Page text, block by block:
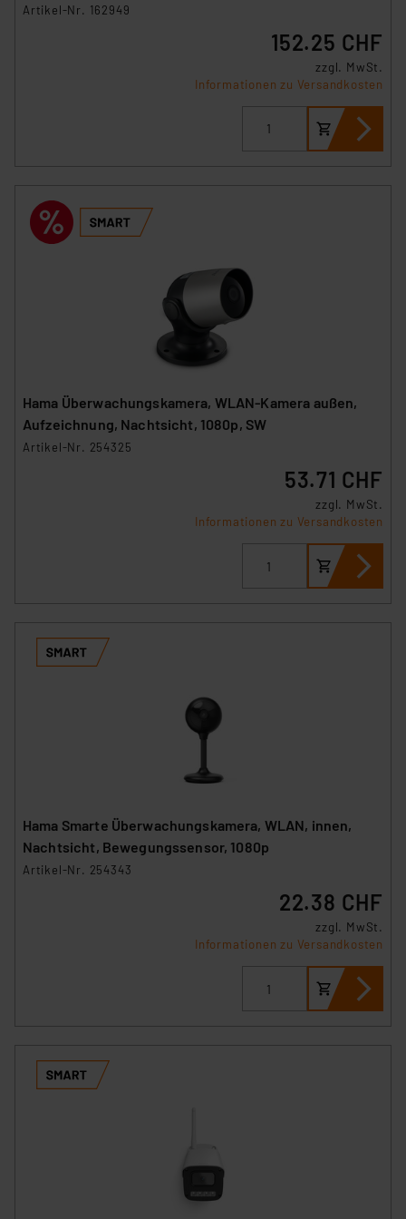
können die Verwendung nicht notwendiger Cookies
ablehnen oder ihr ganz oder teilweise zustimmen. Ihre
erteilte Zustimmung können Sie jederzeit unter dem
Link „Cookie Einstellungen“ anpassen oder widerrufen.
Die Rechtmäßigkeit der Speicherung, Abrufung und
Weiterverarbeitung dieser Daten zur Auswertung und
führen, dass die Einstellungen nicht längerfristig
gespeichert werden und dieses Banner erneut
„Einige Drittanbieter verarbeiten personenbezogene
Daten in den USA. Ihre Einwilligung zur Einbindung von
Cookies dieser Drittanbieter umfasst daher ggf. auch
die Verarbeitung Ihrer Daten in den USA gemäß Art. 49
(1) lit. a DSGVO. Nähere Infos zu diesen Drittanbietern
und zu der jeweiligen Datenübermittlung erhalten Sie in
der Datenschutzerklärung. Für die USA besteht kein
dass die USA als Land mit unzureichendem
Datenschutz nach EU-Standards eingestuft wird. So
besteht etwa das Risiko, dass US-Behörden
Überwachungsprogrammen verarbeiten, ohne dass
hiergegen Klagemöglichkeiten für Europäer bestehen.
Europäischen Kommission sowie einer eigenen
insbesondere der Art der übermittelten Daten,
Artikel-Nr. 162949
152.25 CHF
zzgl. MwSt.
Informationen zu Versandkosten
Hama Überwachungskamera, WLAN-Kamera außen,
Aufzeichnung, Nachtsicht, 1080p, SW
Artikel-Nr. 254325
53.71 CHF
zzgl. MwSt.
Informationen zu Versandkosten
Hama Smarte Überwachungskamera, WLAN, innen,
Nachtsicht, Bewegungssensor, 1080p
Artikel-Nr. 254343
22.38 CHF
zzgl. MwSt.
Informationen zu Versandkosten